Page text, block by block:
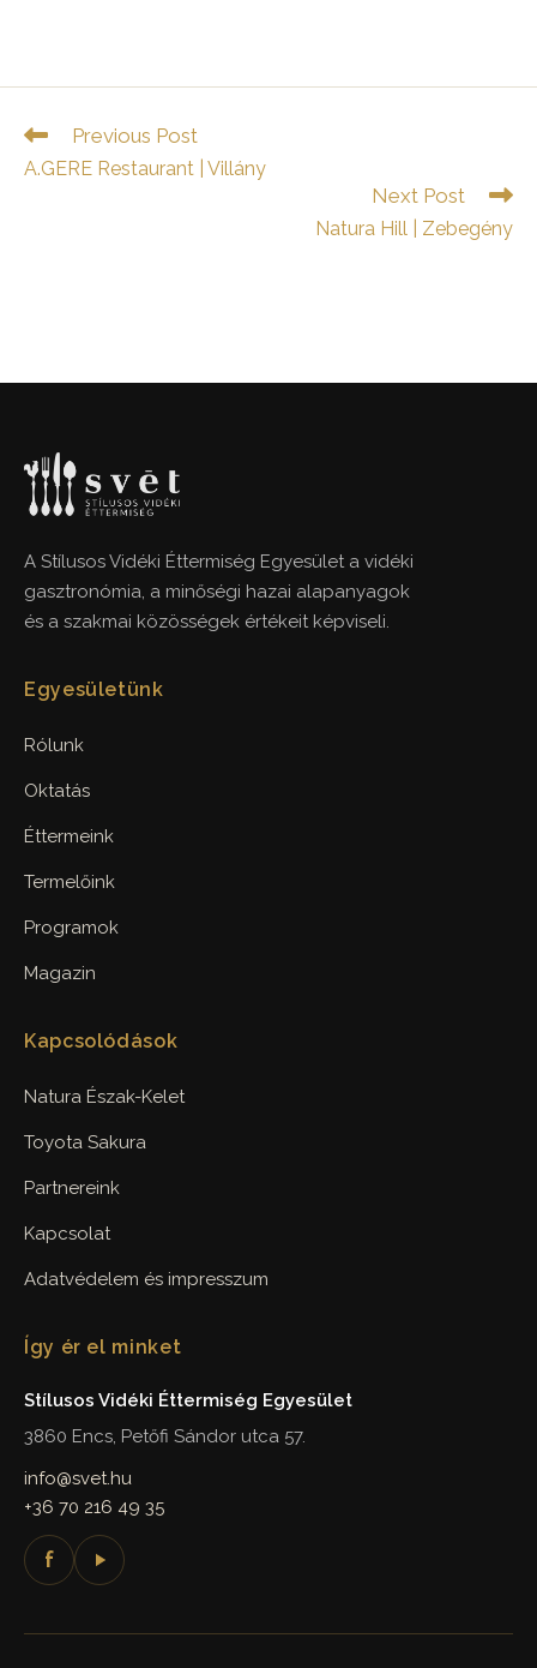
Read
articles
Previous Post
A.GERE Restaurant | Villány
Next Post
Natura Hill | Zebegény
A Stílusos Vidéki Éttermiség Egyesület a vidéki
gasztronómia, a minőségi hazai alapanyagok
és a szakmai közösségek értékeit képviseli.
Egyesületünk
Rólunk
Oktatás
Éttermeink
Termelőink
Programok
Magazin
Kapcsolódások
Natura Észak-Kelet
Toyota Sakura
Partnereink
Kapcsolat
Adatvédelem és impresszum
Így ér el minket
Stílusos Vidéki Éttermiség Egyesület
3860 Encs, Petőfi Sándor utca 57.
info@svet.hu
+36 70 216 49 35
f